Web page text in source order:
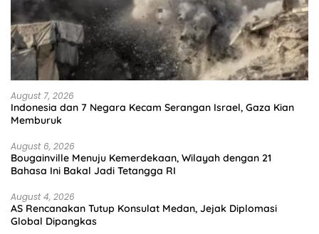
August 7, 2026
Indonesia dan 7 Negara Kecam Serangan Israel, Gaza Kian
Memburuk
August 6, 2026
Bougainville Menuju Kemerdekaan, Wilayah dengan 21
Bahasa Ini Bakal Jadi Tetangga RI
August 4, 2026
AS Rencanakan Tutup Konsulat Medan, Jejak Diplomasi
Global Dipangkas